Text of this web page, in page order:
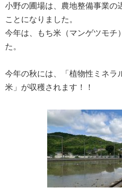
小野の圃場は、農地整備事業の
ことになりました。
今年は、もち米（マンゲツモチ
た。
今年の秋には、「植物性ミネラ
米」が収穫されます！！